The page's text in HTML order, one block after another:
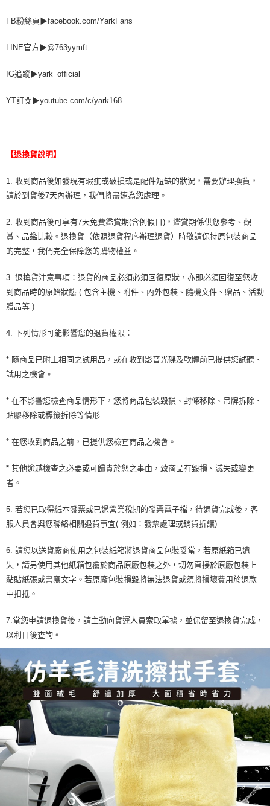
FB粉絲頁▶facebook.com/YarkFans
LINE官方▶@763yymft
IG追蹤▶yark_official
YT訂閱▶youtube.com/c/yark168
【退換貨說明】
1. 收到商品後如發現有瑕疵或破損或是配件短缺的狀況，需要辦理換貨，
請於到貨後7天內辦理，我們將盡速為您處理。
2. 收到商品後可享有7天免費鑑賞期(含例假日)，鑑賞期係供您參考、觀
賞、品鑑比較。退換貨（依照退貨程序辦理退貨）時敬請保持原包裝商品
的完整，我們完全保障您的購物權益。
3. 退換貨注意事項：退貨的商品必須必須回復原狀，亦即必須回復至您收
到商品時的原始狀態 ( 包含主機、附件、內外包裝、隨機文件、贈品、活動
贈品等 )
4. 下列情形可能影響您的退貨權限：
* 隨商品已附上相同之試用品，或在收到影音光碟及軟體前已提供您試聽、
試用之機會。
* 在不影響您檢查商品情形下，您將商品包裝毀損、封條移除、吊牌拆除、
貼膠移除或標籤拆除等情形
* 在您收到商品之前，已提供您檢查商品之機會。
* 其他逾越檢查之必要或可歸責於您之事由，致商品有毀損、滅失或變更
者。
5. 若您已取得紙本發票或已過營業稅期的發票電子檔，待退貨完成後，客
服人員會與您聯絡相關退貨事宜( 例如：發票處理或銷貨折讓)
6. 請您以送貨廠商使用之包裝紙箱將退貨商品包裝妥當，若原紙箱已遺
失，請另使用其他紙箱包覆於商品原廠包裝之外，切勿直接於原廠包裝上
黏貼紙張或書寫文字。若原廠包裝損毀將無法退貨或須將損壞費用於退款
中扣抵。
7.當您申請退換貨後，請主動向貨運人員索取單據，並保留至退換貨完成，
以利日後查詢。